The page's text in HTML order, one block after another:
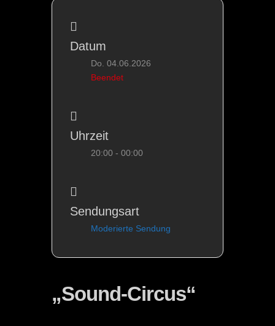
Datum
Do. 04.06.2026
Beendet
Uhrzeit
20:00 - 00:00
Sendungsart
Moderierte Sendung
„Sound-Circus“